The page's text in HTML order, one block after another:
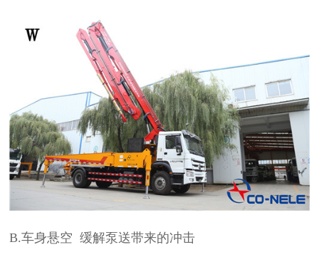
B.车身悬空 缓解泵送带来的冲击